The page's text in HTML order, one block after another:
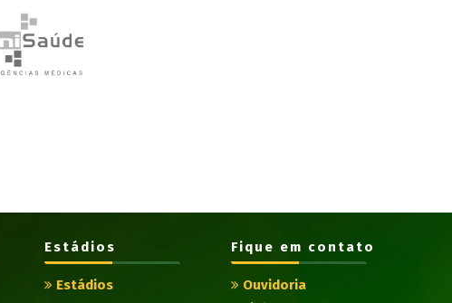
Estádios
Estádios
Fique em contato
Ouvidoria